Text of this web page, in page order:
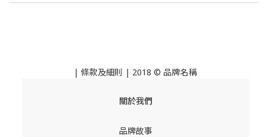
| 條款及細則 | 2018 © 品牌名稱
關於我們
品牌故事